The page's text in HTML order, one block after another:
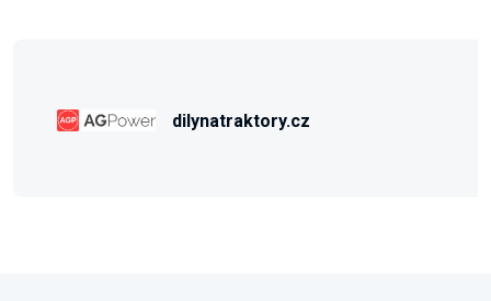
dilynatraktory.cz